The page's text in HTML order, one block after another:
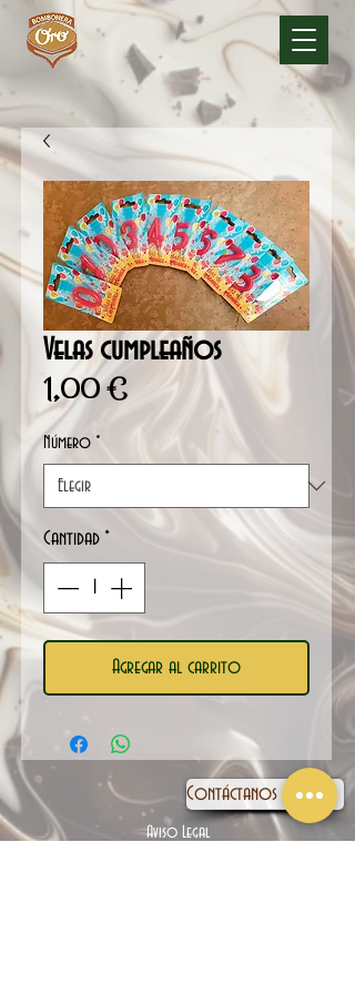
Velas cumpleaños
1,00 €Precio
Número *
Cantidad *
Agregar al carrito
Contáctanos
Aviso Legal